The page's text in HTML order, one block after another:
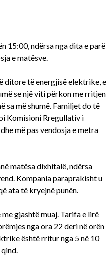
15:00, ndërsa nga dita e parë
e matësve.
ditore të energjisë elektrike, e
se një viti përkon me rritjen
sa më shumë. Familjet do të
Komisioni Rregullativ i
më pas vendosja e metra
matësa dixhitalë, ndërsa
Kompania paraprakisht u
ata të kryejnë punën.
gjashtë muaj. Tarifa e lirë
nga ora 22 deri në orën
është rritur nga 5 në 10